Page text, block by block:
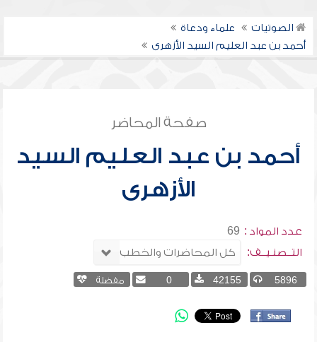
الصوتيات
علماء ودعاة
أحمد بن عبد العليم السيد الأزهرى
صفحة المحاضر
أحمد بن عبد العليم السيد
الأزهرى
عدد المواد : 69
التــصنـيــف:
5896
42155
0 مفضلة